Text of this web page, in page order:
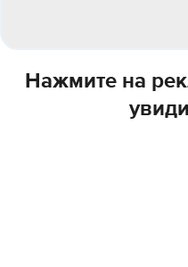
Нажмите на